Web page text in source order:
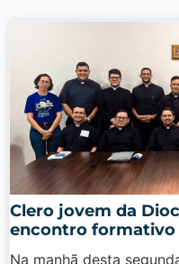
Clero jovem da
encontro formativo
Na manhã desta